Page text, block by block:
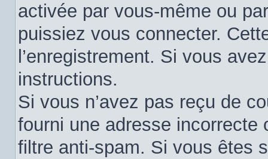
activée par vous-même ou
puissiez vous connecter.
l’enregistrement. Si vous
instructions.
Si vous n’avez pas reçu de
fourni une adresse incorrecte
filtre anti-spam. Si vous êtes